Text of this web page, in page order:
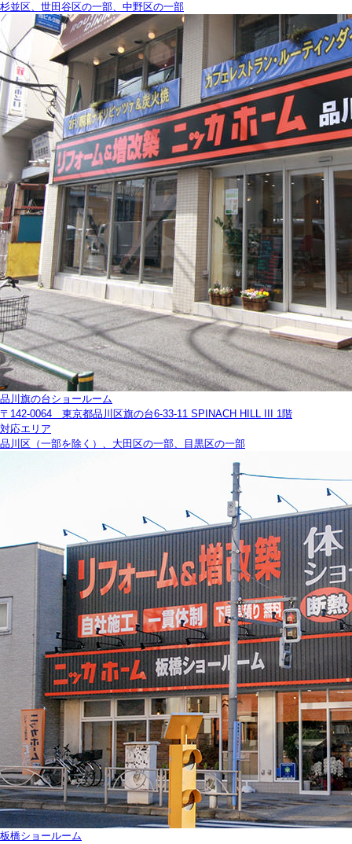
杉並区、世田谷区の一部、中野区の一部
品川旗の台ショールーム
〒142-0064 東京都品川区旗の台6-33-11 SPINACH HILL III 1階
対応エリア
品川区（一部を除く）、大田区の一部、目黒区の一部
板橋ショールーム